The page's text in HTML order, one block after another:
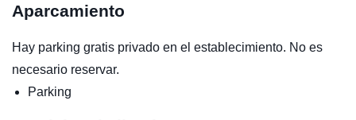
Aparcamiento
Hay parking gratis privado en el establecimiento. No es
necesario reservar.
Parking